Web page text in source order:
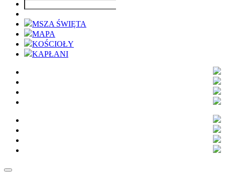
MSZA ŚWIĘTA
MAPA
KOŚCIOŁY
KAPŁANI